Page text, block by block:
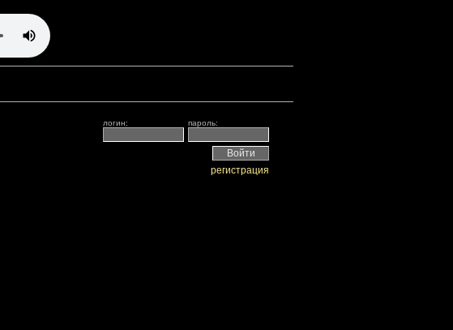
пароль:
логин:
регистрация